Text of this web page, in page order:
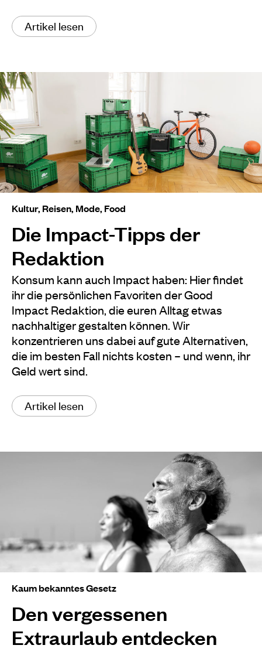
Artikel lesen
Kultur, Reisen, Mode, Food
Die Impact-Tipps der
Redaktion
Konsum kann auch Impact haben: Hier findet
ihr die persönlichen Favoriten der Good
Impact Redaktion, die euren Alltag etwas
nachhaltiger gestalten können. Wir
konzentrieren uns dabei auf gute Alternativen,
die im besten Fall nichts kosten – und wenn, ihr
Geld wert sind.
Artikel lesen
Kaum bekanntes Gesetz
Den vergessenen
Extraurlaub entdecken